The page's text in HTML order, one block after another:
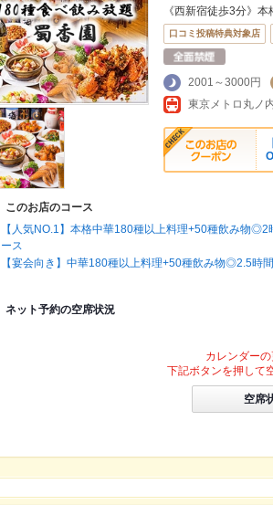
《西新宿徒歩3分》
口コミ投稿特典対象店
2001～3000円
東京メトロ丸ノ
このお店のコース
【人気NO.1】本格中華180種以上料理+50種飲み物
ース
【宴会向き】中華180種以上料理+50種飲み物◎2.5時
ネット予約の空席状況
カレンダーの
下記ボタンを押して
空席